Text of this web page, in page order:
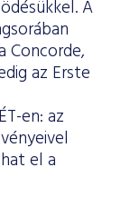
A
Concorde,
az Erste
en: az
el a